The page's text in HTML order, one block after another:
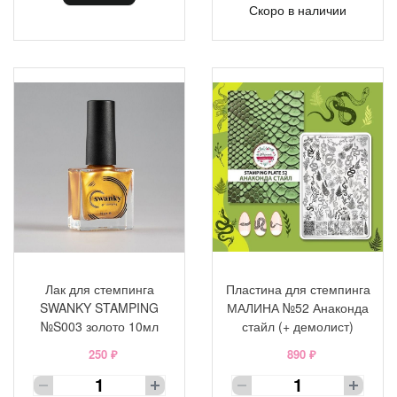
Скоро в наличии
Лак для стемпинга
SWANKY STAMPING
№S003 золото 10мл
250 ₽
Пластина для стемпинга
МАЛИНА №52 Анаконда
стайл (+ демолист)
890 ₽